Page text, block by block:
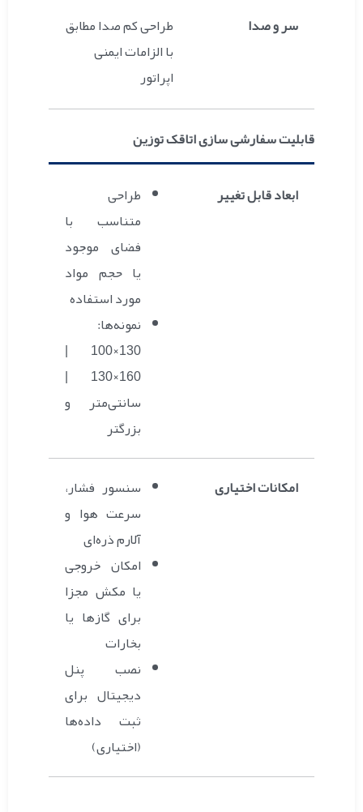
سر و صدا
طراحی کم صدا مطابق
با الزامات ایمنی
اپراتور
قابلیت سفارشی سازی اتاقک توزین
ابعاد قابل تغییر
طراحی
متناسب با
فضای موجود
یا حجم مواد
مورد استفاده
نمونه‌ها:
130×100 |
160×130 |
سانتی‌متر و
بزرگتر
امکانات اختیاری
سنسور فشار،
سرعت هوا و
آلارم ذره‌ای
امکان خروجی
یا مکش مجزا
برای گازها یا
بخارات
نصب پنل
دیجیتال برای
ثبت داده‌ها
(اختیاری)